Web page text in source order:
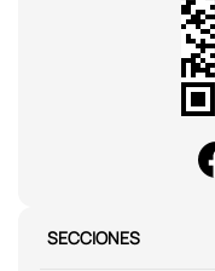
SECCIONES